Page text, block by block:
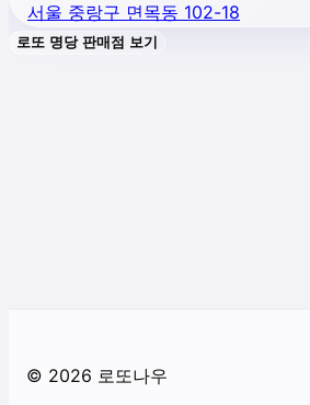
서울 중랑구 면목동 102-18
로또 명당 판매점 보기
© 2026 로또나우